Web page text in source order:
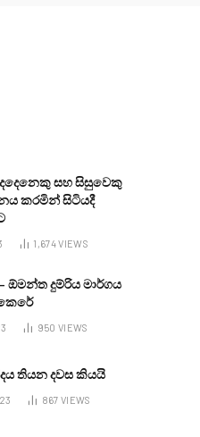
සහ සිසුවෙකු
කරමින් සිටියදී
1,674VIEWS
ඕමන්ත දුම්රිය මාර්ගය
950 VIEWS
තියන දවස කියයි
867 VIEWS